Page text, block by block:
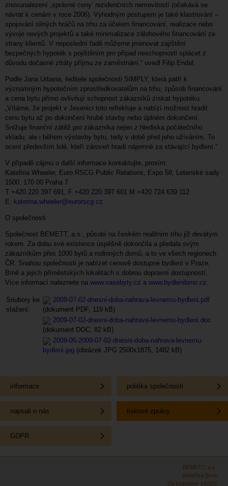
znovunalezení ,správné ceny‘ rezidenčních nemovitostí (očekává se
návrat k cenám v roce 2006). Výhodným postupem je také klastrování –
spojování silných hráčů na trhu za účelem financování, realizace nebo
vývoje nových projektů a také minimalizace zálohového financování ze
strany klientů. V neposlední řadě můžeme jmenovat zajištění
bezpečných hypoték s pojištěním pro případ neschopnosti splácet z
důvodu dočasné ztráty příjmu ze zaměstnání,“ uvedl Filip Endal.
Podle Jana Urbana, ředitele společnosti SIMPLY, která patří k
významným hypotečním zprostředkovatelům na trhu, způsob financování
a cena bytu přímo ovlivňují schopnost zákazníků získat hypotéku.
„Vítáme, že projekt v Jesenici toto reflektuje a nabízí možnost hradit
cenu bytu až po dokončení hrubé stavby nebo úplném dokončení.
Snižuje finanční zátěž pro zákazníka nejen z hlediska počátečního
vkladu, ale i během výstavby bytu, tedy v době před jeho užíváním. To
ocení především lidé, kteří zároveň hradí nájemné za stávající bydlení.“
V případě zájmu o další informace kontaktujte, prosím:
Kateřina Wheeler, Euro RSCG Public Relations, Expo 58, Letenské sady
1500, 170 00 Praha 7
T +420 220 397 691, F +420 220 397 601 M +420 724 639 112
E: katerina.wheeler@eurorscg.cz
O společnosti
Společnost BEMETT, a.s., působí na českém realitním trhu již devátým
rokem. Za dobu své existence úspěšně dokončila a předala svým
zákazníkům přes 1000 bytů a rodinných domů, a to ve všech regionech
ČR. Snahou společnosti je nabízet cenově dostupné bydlení v Praze,
Brně a jejich příměstských lokalitách s dobrou dopravní dostupností.
Více informací naleznete na www.vasebyty.cz a www.bydlenibrno.cz.
Soubory ke
stažení:
2009-07-02-dnesni-doba-nahrava-levnemu-bydleni.pdf
(dokument PDF, 119 kB)
2009-07-02-dnesni-doba-nahrava-levnemu-bydleni.doc
(dokument DOC, 82 kB)
2009-05-2009-07-02-dnesni-doba-nahrava-levnemu-
bydleni.jpg (obrázek JPG 2500x1875, 1482 kB)
informace politika společnosti
napsali o nás tiskové zprávy
GDPR
BEMETT, a.s.
pobočka Brno
Za Kostelem 1421/2